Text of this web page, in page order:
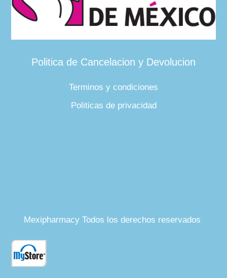
Politica de Cancelacion y Devolucion
Terminos y condiciones
Politicas de privacidad
Mexipharmacy Todos los derechos reservados